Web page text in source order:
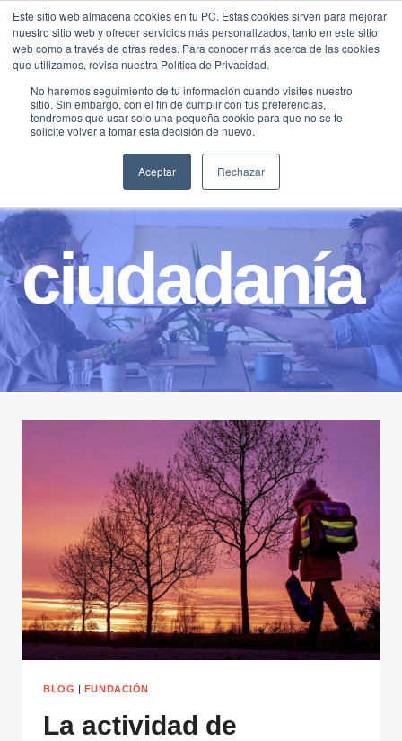
Este sitio web almacena cookies en tu PC. Estas cookies sirven para mejorar
nuestro sitio web y ofrecer servicios más personalizados, tanto en este sitio
web como a través de otras redes. Para conocer más acerca de las cookies
que utilizamos, revisa nuestra Política de Privacidad.
No haremos seguimiento de tu información cuando visites nuestro
sitio. Sin embargo, con el fin de cumplir con tus preferencias,
tendremos que usar solo una pequeña cookie para que no se te
solicite volver a tomar esta decisión de nuevo.
Aceptar Rechazar
Saltar
contenido
ciudadanía
BLOG | FUNDACIÓN
La actividad de
Traducir »